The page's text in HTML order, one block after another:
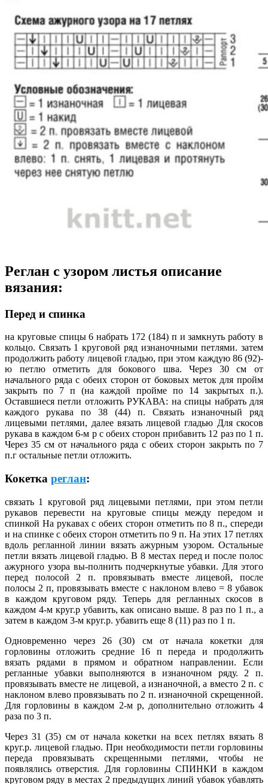
Реглан с узором листья описание
вязания:
Перед и спинка
на круговые спицы 6 набрать 172 (184) п и замкнуть работу в
кольцо. Связать 1 круговой ряд изнаночными петлями. затем
продолжить работу лицевой гладью, при этом каждую 86 (92)-
ю петлю отметить для бокового шва. Через 30 см от
начального ряда с обеих сторон от боковых меток для пройм
закрыть по 7 п (на каждой пройме по 14 закрытых п.).
Оставшиеся петли отложить РУКАВА: на спицы набрать для
каждого рукава по 38 (44) п. Связать изнаночный ряд
лицевыми петлями, далее вязать лицевой гладью Для скосов
рукава в каждом 6-м р с обеих сторон прибавить 12 раз по 1 п.
Через 35 см от начального ряда с обеих сторон закрыть по 7
п.г остальные петли отложить.
Кокетка реглан:
связать 1 круговой ряд лицевыми петлями, при этом петли
рукавов перевести на круговые спицы между передом и
спинкой На рукавах с обеих сторон отметить по 8 п., спереди
и на спинке с обеих сторон отметить по 9 п. На этих 17 петлях
вдоль регланной линии вязать ажурным узором. Остальные
петли вязать лицевой гладью. В 8 местах перед и после полос
ажурного узора вы-полнить подчеркнутые убавки. Для этого
перед полосой 2 п. провязывать вместе лицевой, после
полосы 2 п, провязывать вместе с наклоном влево = 8 убавок
в каждом круговом ряду. Теперь для регланных скосов в
каждом 4-м круг.р убавить, как описано выше. 8 раз по 1 п., а
затем в каждом 3-м круг.р. убавить еще 8 (11) раз по 1 п.
Одновременно через 26 (30) см от начала кокетки для
горловины отложить средние 16 п переда и продолжить
вязать рядами в прямом и обратном направлении. Если
регланные убавки выполняются в изнаночном ряду. 2 п.
провязывать вместе не лицевой, а изнаночной, а вместо 2 п. с
наклоном влево провязывать по 2 п. изнаночной скрещенной.
Для горловины в каждом 2-м р, дополнительно отложить 4
раза по 3 п.
Через 31 (35) см от начала кокетки на всех петлях вязать 8
круг.р. лицевой гладью. При необходимости петли горловины
переда провязывать скрещенными петлями, чтобы не
появлялись отверстия. Для горловины СПИНКИ в каждом
круговом ряду в местах 2 предыдущих линий убавок убавлять